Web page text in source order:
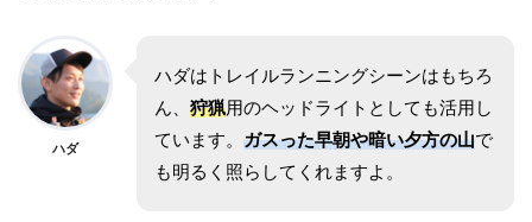
ハダ
ハダはトレイルランニングシーンはもちろ
ん、 狩猟用のヘッドライトとしても活用し
ています。 ガスった早朝や暗い夕方の山で
も明るく照らしてくれますよ。